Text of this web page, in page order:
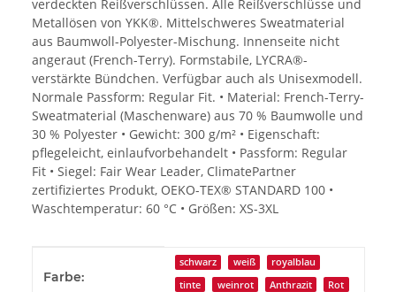
verdeckten Reißverschlüssen. Alle Reißverschlüsse und
Metallösen von YKK®. Mittelschweres Sweatmaterial
aus Baumwoll-Polyester-Mischung. Innenseite nicht
angeraut (French-Terry). Formstabile, LYCRA®-
verstärkte Bündchen. Verfügbar auch als Unisexmodell.
Normale Passform: Regular Fit. • Material: French-Terry-
Sweatmaterial (Maschenware) aus 70 % Baumwolle und
30 % Polyester • Gewicht: 300 g/m² • Eigenschaft:
pflegeleicht, einlaufvorbehandelt • Passform: Regular
Fit • Siegel: Fair Wear Leader, ClimatePartner
zertifiziertes Produkt, OEKO-TEX® STANDARD 100 •
Waschtemperatur: 60 °C • Größen: XS-3XL
Farbe:
schwarz weiß
royalblau
tinte
weinrot Anthrazit Rot